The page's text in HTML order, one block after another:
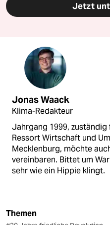
Jetzt
Jonas Waack
Klima-Redakteur
Jahrgang 1999, zuständig
Ressort Wirtschaft und
Mecklenburg, möchte
vereinbaren. Bittet um
sehr wie ein Hippie klingt.
Themen